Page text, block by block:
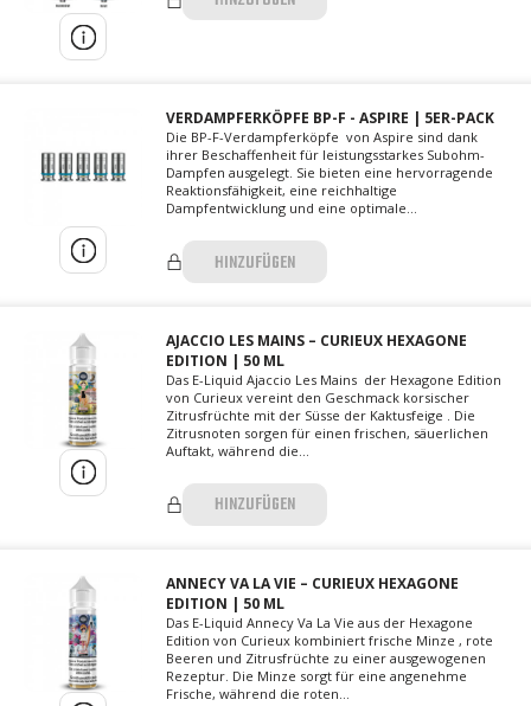
VERDAMPFERKÖPFE BP-F - ASPIRE | 5ER-PACK
Die BP-F-Verdampferköpfe von Aspire sind dank
ihrer Beschaffenheit für leistungsstarkes Subohm-
Dampfen ausgelegt. Sie bieten eine hervorragende
Reaktionsfähigkeit, eine reichhaltige
Dampfentwicklung und eine optimale...
HINZUFÜGEN
AJACCIO LES MAINS – CURIEUX HEXAGONE
EDITION | 50 ML
Das E-Liquid Ajaccio Les Mains der Hexagone Edition
von Curieux vereint den Geschmack korsischer
Zitrusfrüchte mit der Süsse der Kaktusfeige . Die
Zitrusnoten sorgen für einen frischen, säuerlichen
Auftakt, während die...
HINZUFÜGEN
ANNECY VA LA VIE – CURIEUX HEXAGONE
EDITION | 50 ML
Das E-Liquid Annecy Va La Vie aus der Hexagone
Edition von Curieux kombiniert frische Minze , rote
Beeren und Zitrusfrüchte zu einer ausgewogenen
Rezeptur. Die Minze sorgt für eine angenehme
Frische, während die roten...